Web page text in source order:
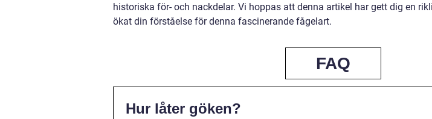
historiska för- och nackdelar. Vi hoppas att denna artikel har gett dig en
ökat din förståelse för denna fascinerande fågelart.
FAQ
Hur låter göken?